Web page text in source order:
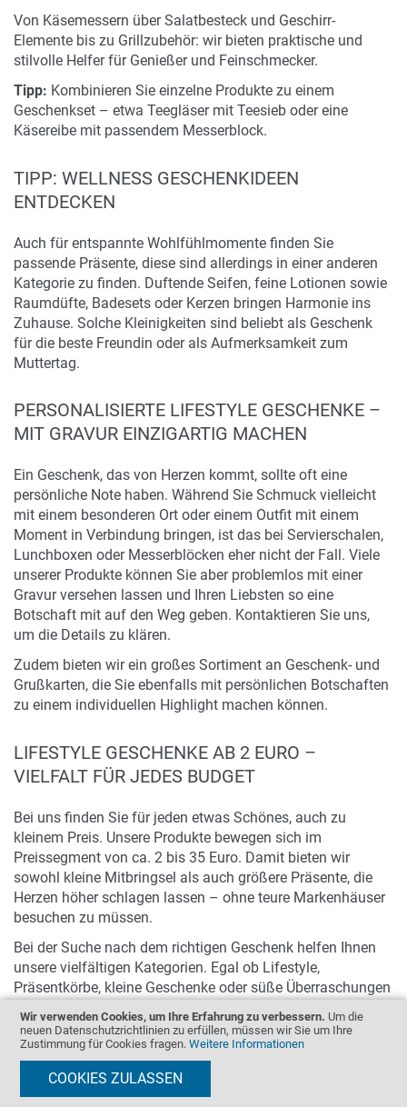
Wir verwenden Cookies, um Ihre Erfahrung zu verbessern. Um die
neuen Datenschutzrichtlinien zu erfüllen, müssen wir Sie um Ihre
Zustimmung für Cookies fragen. Weitere Informationen
COOKIES ZULASSEN
Von Käsemessern über Salatbesteck und Geschirr-
Elemente bis zu Grillzubehör: wir bieten praktische und
stilvolle Helfer für Genießer und Feinschmecker.
Tipp: Kombinieren Sie einzelne Produkte zu einem
Geschenkset – etwa Teegläser mit Teesieb oder eine
Käsereibe mit passendem Messerblock.
TIPP: WELLNESS GESCHENKIDEEN
ENTDECKEN
Auch für entspannte Wohlfühlmomente finden Sie
passende Präsente, diese sind allerdings in einer anderen
Kategorie zu finden. Duftende Seifen, feine Lotionen sowie
Raumdüfte, Badesets oder Kerzen bringen Harmonie ins
Zuhause. Solche Kleinigkeiten sind beliebt als Geschenk
für die beste Freundin oder als Aufmerksamkeit zum
Muttertag.
PERSONALISIERTE LIFESTYLE GESCHENKE –
MIT GRAVUR EINZIGARTIG MACHEN
Ein Geschenk, das von Herzen kommt, sollte oft eine
persönliche Note haben. Während Sie Schmuck vielleicht
mit einem besonderen Ort oder einem Outfit mit einem
Moment in Verbindung bringen, ist das bei Servierschalen,
Lunchboxen oder Messerblöcken eher nicht der Fall. Viele
unserer Produkte können Sie aber problemlos mit einer
Gravur versehen lassen und Ihren Liebsten so eine
Botschaft mit auf den Weg geben. Kontaktieren Sie uns,
um die Details zu klären.
Zudem bieten wir ein großes Sortiment an Geschenk- und
Grußkarten, die Sie ebenfalls mit persönlichen Botschaften
zu einem individuellen Highlight machen können.
LIFESTYLE GESCHENKE AB 2 EURO –
VIELFALT FÜR JEDES BUDGET
Bei uns finden Sie für jeden etwas Schönes, auch zu
kleinem Preis. Unsere Produkte bewegen sich im
Preissegment von ca. 2 bis 35 Euro. Damit bieten wir
sowohl kleine Mitbringsel als auch größere Präsente, die
Herzen höher schlagen lassen – ohne teure Markenhäuser
besuchen zu müssen.
Bei der Suche nach dem richtigen Geschenk helfen Ihnen
unsere vielfältigen Kategorien. Egal ob Lifestyle,
Präsentkörbe, kleine Geschenke oder süße Überraschungen
DAFÜR STEHT DER RAAB-VERLAG – QUALITÄT
& NACHHALTIGKEIT